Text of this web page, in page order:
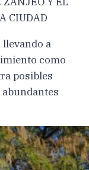
CIUDAD
a
como
posibles